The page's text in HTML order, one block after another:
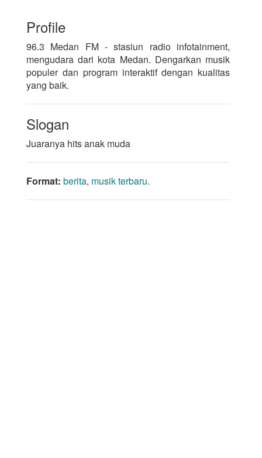
Profile
96.3 Medan FM - stasiun radio infotainment,
mengudara dari kota Medan. Dengarkan musik
populer dan program interaktif dengan kualitas
yang baik.
Slogan
Juaranya hits anak muda
Format: berita, musik terbaru.